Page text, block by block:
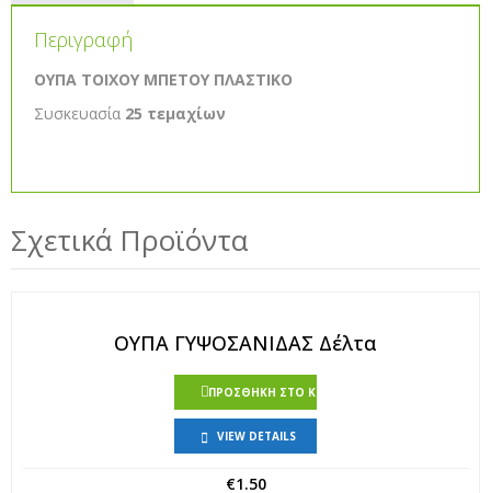
Περιγραφή
ΟΥΠΑ ΤΟΙΧΟΥ ΜΠΕΤΟΥ ΠΛΑΣΤΙΚΟ
Συσκευασία 25 τεμαχίων
Σχετικά Προϊόντα
ΟΥΠΑ ΓΥΨΟΣΑΝΙΔΑΣ Δέλτα
ΠΡΟΣΘΉΚΗ ΣΤΟ ΚΑΛΆΘΙ
VIEW DETAILS
€1.50